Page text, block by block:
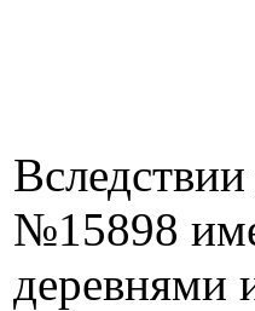
№15898
деревнями